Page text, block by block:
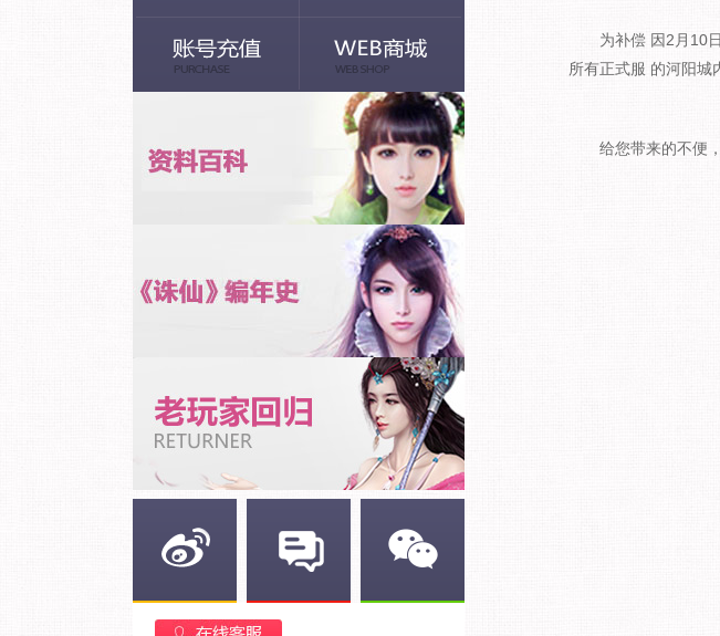
为补偿 因2月10
所有正式服 的河阳城
给您带来的不便